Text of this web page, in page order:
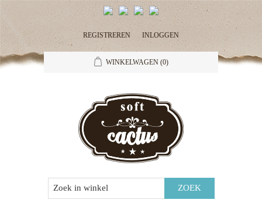
REGISTREREN INLOGGEN
WINKELWAGEN (0)